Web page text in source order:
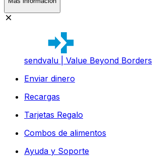
sendvalu | Value Beyond Borders
Enviar dinero
Recargas
Tarjetas Regalo
Combos de alimentos
Ayuda y Soporte